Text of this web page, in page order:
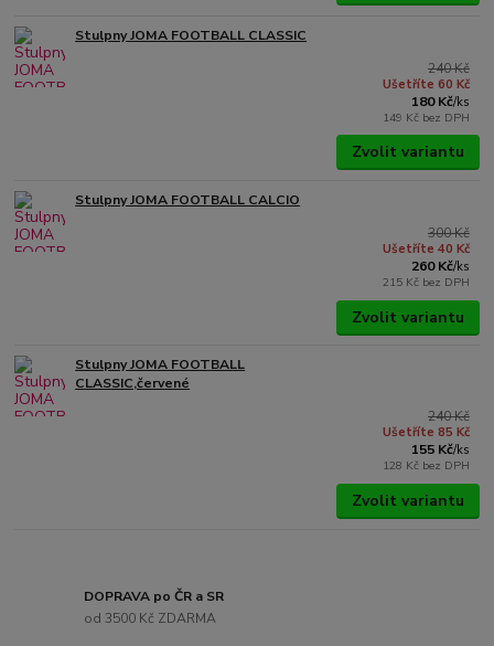
Stulpny JOMA FOOTBALL CLASSIC
240 Kč
Ušetříte 60 Kč
180 Kč/ks
149 Kč bez DPH
Zvolit variantu
Stulpny JOMA FOOTBALL CALCIO
300 Kč
Ušetříte 40 Kč
260 Kč/ks
215 Kč bez DPH
Zvolit variantu
Stulpny JOMA FOOTBALL
CLASSIC,červené
240 Kč
Ušetříte 85 Kč
155 Kč/ks
128 Kč bez DPH
Zvolit variantu
DOPRAVA po ČR a SR
od 3500 Kč ZDARMA